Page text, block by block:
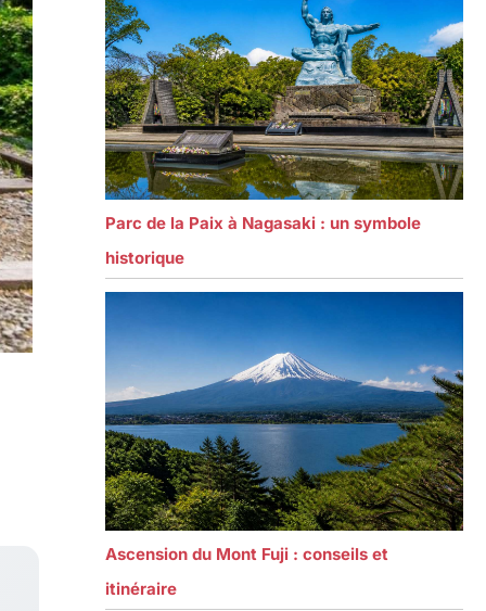
Parc de la Paix à Nagasaki : un symbole
historique
Ascension du Mont Fuji : conseils et
itinéraire